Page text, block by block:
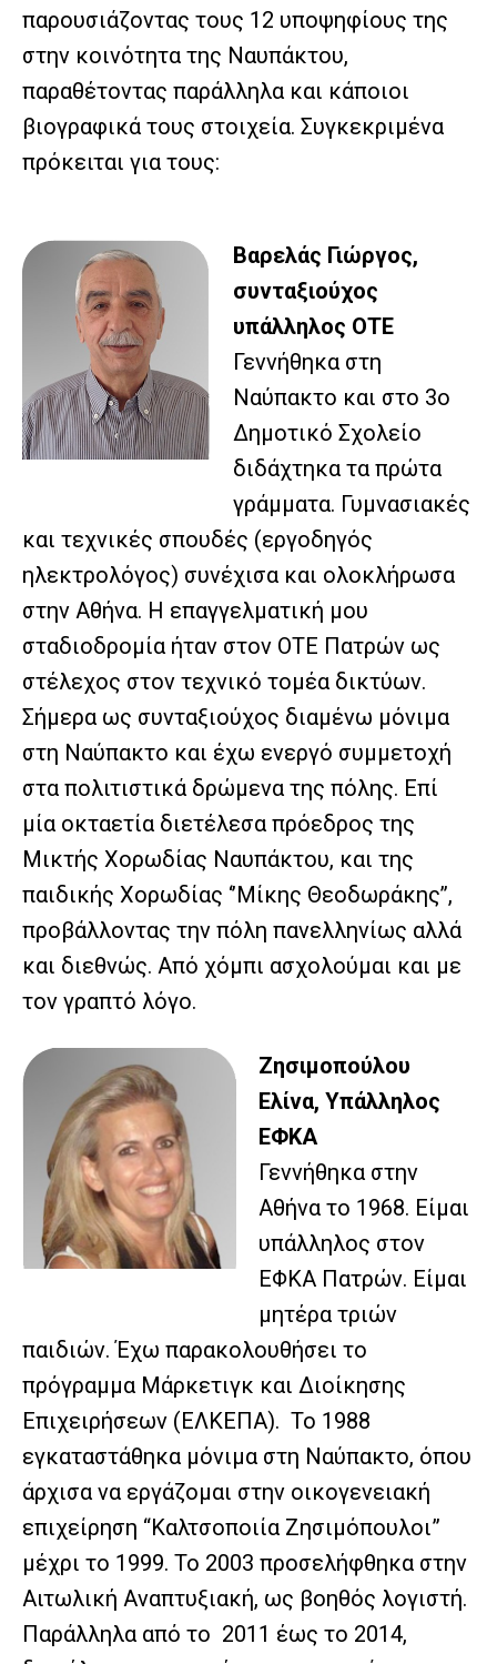
παρουσιάζοντας τους 12 υποψηφίους της
στην κοινότητα της Ναυπάκτου,
παραθέτοντας παράλληλα και κάποιοι
βιογραφικά τους στοιχεία. Συγκεκριμένα
πρόκειται για τους:
Βαρελάς Γιώργος,
συνταξιούχος
υπάλληλος ΟΤΕ
Γεννήθηκα στη
Ναύπακτο και στο 3ο
Δημοτικό Σχολείο
διδάχτηκα τα πρώτα
γράμματα. Γυμνασιακές
και τεχνικές σπουδές (εργοδηγός
ηλεκτρολόγος) συνέχισα και ολοκλήρωσα
στην Αθήνα. Η επαγγελματική μου
σταδιοδρομία ήταν στον ΟΤΕ Πατρών ως
στέλεχος στον τεχνικό τομέα δικτύων.
Σήμερα ως συνταξιούχος διαμένω μόνιμα
στη Ναύπακτο και έχω ενεργό συμμετοχή
στα πολιτιστικά δρώμενα της πόλης. Επί
μία οκταετία διετέλεσα πρόεδρος της
Μικτής Χορωδίας Ναυπάκτου, και της
παιδικής Χορωδίας ‘’Μίκης Θεοδωράκης’’,
προβάλλοντας την πόλη πανελληνίως αλλά
και διεθνώς. Από χόμπι ασχολούμαι και με
τον γραπτό λόγο.
Ζησιμοπούλου
Ελίνα, Υπάλληλος
ΕΦΚΑ
Γεννήθηκα στην
Αθήνα το 1968. Είμαι
υπάλληλος στον
ΕΦΚΑ Πατρών. Είμαι
μητέρα τριών
παιδιών. Έχω παρακολουθήσει το
πρόγραμμα Μάρκετιγκ και Διοίκησης
Επιχειρήσεων (ΕΛΚΕΠΑ). Το 1988
εγκαταστάθηκα μόνιμα στη Ναύπακτο, όπου
άρχισα να εργάζομαι στην οικογενειακή
επιχείρηση “Καλτσοποιία Ζησιμόπουλοι”
μέχρι το 1999. Το 2003 προσελήφθηκα στην
Αιτωλική Αναπτυξιακή, ως βοηθός λογιστή.
Παράλληλα από το 2011 έως το 2014,